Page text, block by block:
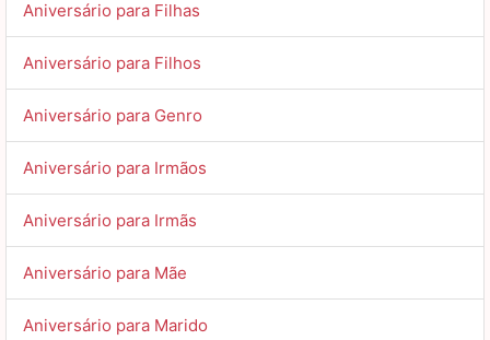
Aniversário para Filhas
Aniversário para Filhos
Aniversário para Genro
Aniversário para Irmãos
Aniversário para Irmãs
Aniversário para Mãe
Aniversário para Marido